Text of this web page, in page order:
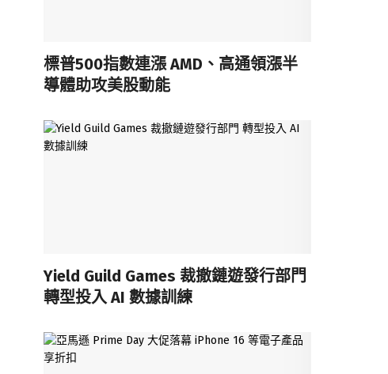
標普500指數連漲 AMD、高通領漲半
導體助攻美股動能
Yield Guild Games 裁撤鏈遊發行部門
轉型投入 AI 數據訓練